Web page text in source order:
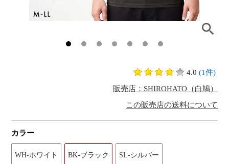
4.0 (1件)
販売店：SHIROHATO（白鳩）
この販売店の送料について
カラー
WH-ホワイト BK-ブラック SL-シルバー